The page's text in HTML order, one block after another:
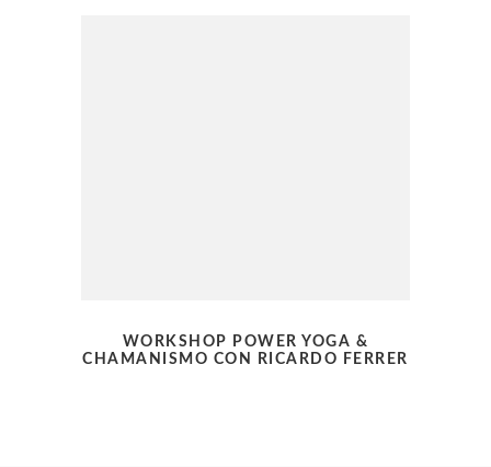
WORKSHOP POWER YOGA &
CHAMANISMO CON RICARDO FERRER